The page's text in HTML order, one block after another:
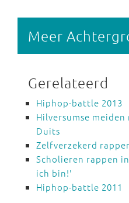
Meer
Gerelateerd
Hiphop-battle 2013
Hilversumse
Duits
Zelfverzekerd
Scholieren rappen
ich bin!'
Hiphop-battle 2011